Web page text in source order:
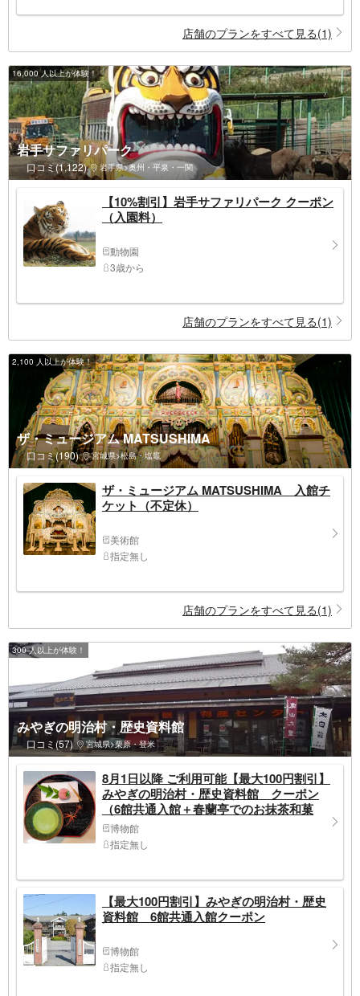
店舗のプランをすべて見る(1)
16,000 人以上が体験！
岩手サファリパーク
口コミ(1,122) 岩手県>奥州・平泉・一関
【10%割引】岩手サファリパーク クーポン
（入園料）
動物園
3歳から
店舗のプランをすべて見る(1)
2,100 人以上が体験！
ザ・ミュージアム MATSUSHIMA
口コミ(190) 宮城県>松島・塩竈
ザ・ミュージアム MATSUSHIMA 入館チ
ケット（不定休）
美術館
指定無し
店舗のプランをすべて見る(1)
300 人以上が体験！
みやぎの明治村・歴史資料館
口コミ(57) 宮城県>栗原・登米
8月1日以降 ご利用可能【最大100円割引】
みやぎの明治村・歴史資料館 クーポン
（6館共通入館＋春蘭亭でのお抹茶和菓
子）
博物館
指定無し
【最大100円割引】みやぎの明治村・歴史
資料館 6館共通入館クーポン
博物館
指定無し